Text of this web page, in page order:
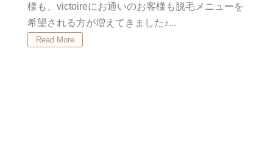
様も、victoireにお通いのお客様も脱毛メニューを
希望される方が増えてきました♪...
Read More